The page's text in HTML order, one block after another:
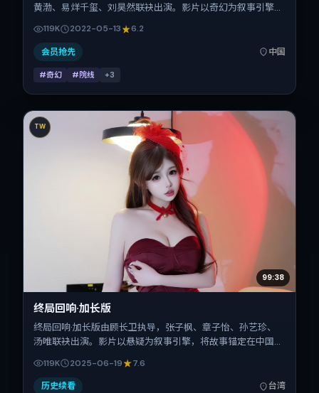
黄渤、易烊千玺、刘昊然联袂出演。影片以奇幻为叙事引擎，
与反转。2022年5月13日于中国大陆首映（春季档），片长
133分钟，适合喜欢强情节与细腻表演的观众。
119K 2022-05-13 6.2
会员抢先 中国
#奇幻 #院线 +3
TW
99:38
终局回响·加长版
终局回响·加长版由顾长卫执导，张子枫、章子怡、孙艺珍、
汤唯联袂出演。影片以悬疑为叙事引擎，将故事锚定在中国台
湾，借华语社会的人情与规则推进人物抉择与反转。2025年6
月19日于中国台湾首映（暑期档），片长132分钟，适合喜欢
强情节与细腻表演的观众。
119K 2025-06-19 7.6
历史续看 台湾